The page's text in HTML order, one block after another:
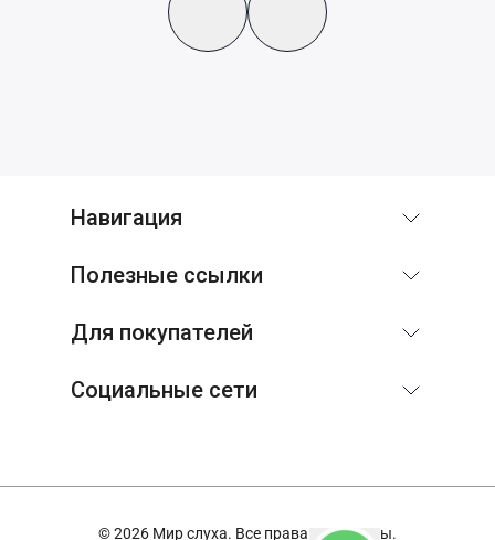
Навигация
Полезные ссылки
Для покупателей
Социальные сети
© 2026 Мир слуха. Все права защищены.